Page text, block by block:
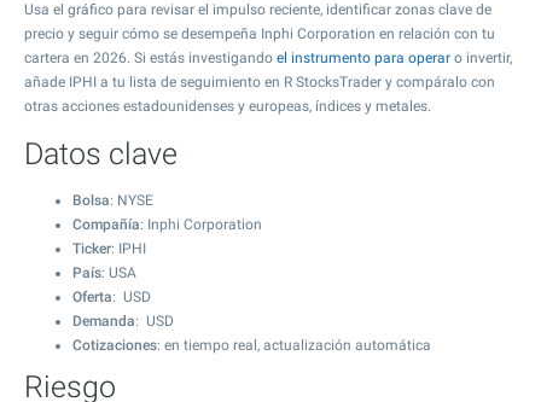
Usa el gráfico para revisar el impulso reciente, identificar zonas clave de
precio y seguir cómo se desempeña Inphi Corporation en relación con tu
cartera en 2026. Si estás investigando el instrumento para operar o invertir,
añade IPHI a tu lista de seguimiento en R StocksTrader y compáralo con
otras acciones estadounidenses y europeas, índices y metales.
Datos clave
Bolsa: NYSE
Compañía: Inphi Corporation
Ticker: IPHI
País: USA
Oferta: USD
Demanda: USD
Cotizaciones: en tiempo real, actualización automática
Riesgo